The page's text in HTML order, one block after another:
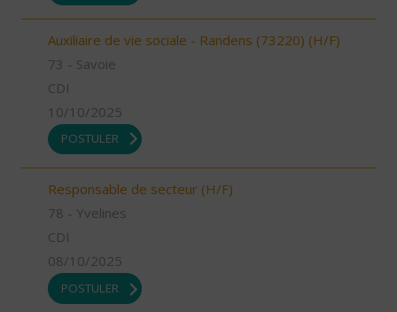
Auxiliaire de vie sociale - Randens (73220) (H/F)
73 - Savoie
CDI
10/10/2025
POSTULER
Responsable de secteur (H/F)
78 - Yvelines
CDI
08/10/2025
POSTULER